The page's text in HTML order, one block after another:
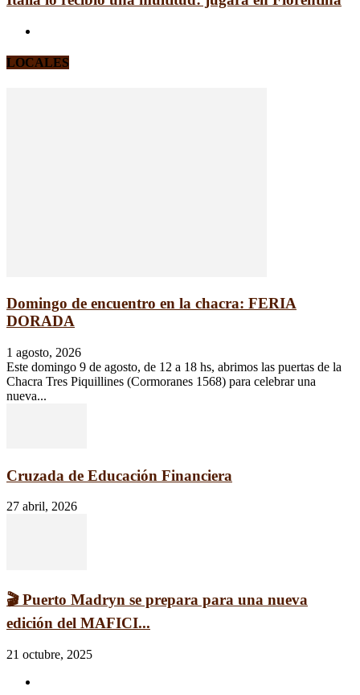
LOCALES
Domingo de encuentro en la chacra: FERIA
DORADA
1 agosto, 2026
​Este domingo 9 de agosto, de 12 a 18 hs, abrimos las puertas de la
Chacra Tres Piquillines (Cormoranes 1568) para celebrar una
nueva...
Cruzada de Educación Financiera
27 abril, 2026
🎬 Puerto Madryn se prepara para una nueva
edición del MAFICI...
21 octubre, 2025